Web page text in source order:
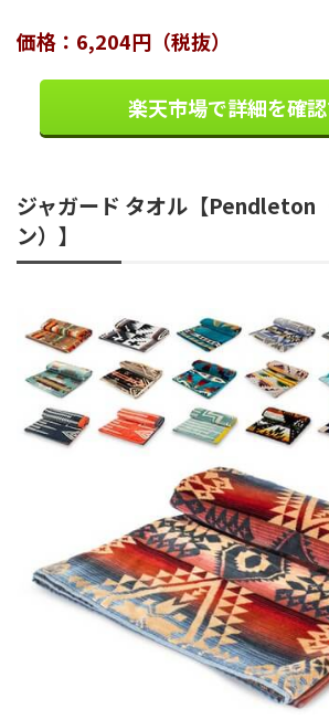
価格：6,204円（税抜）
楽天市場で詳細を確
ジャガード タオル【Pendleton
ン）】